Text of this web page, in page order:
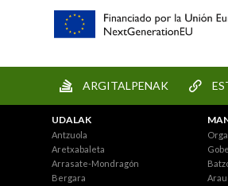
ARGITALPENAK
UDALAK
Antzuola
Aretxabaleta
Arrasate-Mondragón
Bergara